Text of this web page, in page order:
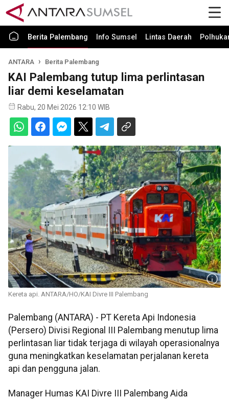
Berita Palembang Info Sumsel Lintas Daerah
ANTARA Berita Palembang
KAI Palembang tutup lima perlintasan
liar demi keselamatan
Rabu, 20 Mei 2026 12:10 WIB
Kereta api. ANTARA/HO/KAI Divre III Palembang
Palembang (ANTARA) - PT Kereta Api Indonesia
(Persero) Divisi Regional III Palembang menutup lima
perlintasan liar tidak terjaga di wilayah operasionalnya
guna meningkatkan keselamatan perjalanan kereta
api dan pengguna jalan.
Manager Humas KAI Divre III Palembang Aida